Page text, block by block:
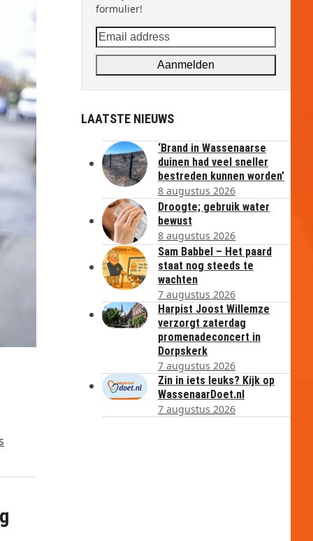
formulier!
Email
address
Aanmelden
LAATSTE NIEUWS
‘Brand in Wassenaarse
duinen had veel sneller
bestreden kunnen worden’
8 augustus 2026
Droogte; gebruik water
bewust
8 augustus 2026
Sam Babbel – Het paard
staat nog steeds te
wachten
7 augustus 2026
Harpist Joost Willemze
verzorgt zaterdag
promenadeconcert in
Dorpskerk
7 augustus 2026
Zin in iets leuks? Kijk op
WassenaarDoet.nl
7 augustus 2026